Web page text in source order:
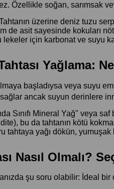
Özellikle soğan, sarımsak
üzerine deniz tuzu
de asit sayesinde kokuları
için karbonat ve suyu
Yağlama:
başladıysa veya suyu
sağlar ancak suyun derinlere
Sınıfı Mineral Yağ" veya
bu da tahtanın kötü
tahtaya yağı dökün,
Nasıl Olmalı?
şu soru olabilir: İdeal bir